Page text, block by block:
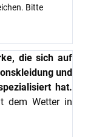
Bitte
die sich auf
und
hat.
dem Wetter in